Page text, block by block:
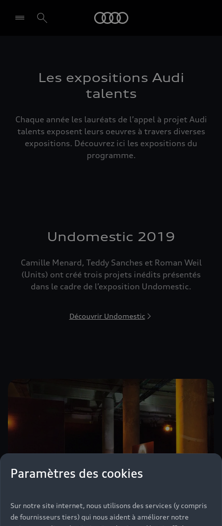
Les expositions Audi
talents
Chaque année les lauréats de l’appel à projet Audi
talents exposent leurs oeuvres à travers diverses
expositions. Découvrez ici les expositions du
programme.
Undomestic 2019
Camille Menard, Teddy Sanches et Roman Weil
(Units) ont créé trois projets inédits présentés
dans le cadre de l’exposition Undomestic.
Découvrir Undomestic
Paramètres des cookies
Sur notre site internet, nous utilisons des services (y compris
de fournisseurs tiers) qui nous aident à améliorer notre